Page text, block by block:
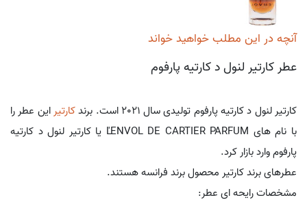
آنچه در این مطلب خواهید خواند
عطر کارتیر لنول د کارتیه پارفوم
کارتیر لنول د کارتیه پارفوم تولیدی سال 2021 است. برند کارتیر این عطر را
با نام های L'ENVOL DE CARTIER PARFUM یا کارتیر لنول د کارتیه
پارفوم وارد بازار کرد.
عطرهای برند کارتیر محصول برند فرانسه هستند.
مشخصات رایحه ای عطر: